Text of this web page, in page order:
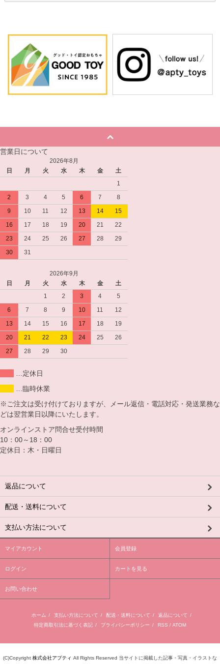
営業日について
2026年8月
日
月 火 水 木 金
土
1
2
3 4 5 6 7
8
9
10 11 12 13 14
15
16
17 18 19 20 21
22
23
24 25 26 27 28
29
30
31
2026年9月
日
月 火 水 木 金
土
1
2 3 4
5
6
7 8 9 10 11
12
13
14 15 16 17 18
19
20
21 22 23 24 25
26
27
28 29 30
…定休日
…臨時休業
※ご注文は受け付けておりますが、メール返信・電話対応・発送業務な
どは翌営業日以降にいたします。
オンラインストア問合せ受付時間
10：00～18：00
定休日：木・日曜日
返品について
配送・送料について
支払い方法について
マイアカウント 会員登録
ログイン カートを見る
お問い合わせ
ホーム / 支払い方法について / 配送・送料について / 返品について /
特定商取引法に基づく表記 / プライバシーポリシー / RSS / ATOM
(C)Copyright 株式会社アプティ All Rights Reserved 当サイトに掲載した記事・写真・イラストな